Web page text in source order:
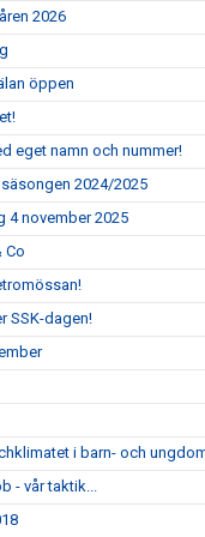
2026
öppen
eget namn och nummer!
2024/2025
4 november 2025
Co
SSK-dagen!
i barn- och
- vår taktik...